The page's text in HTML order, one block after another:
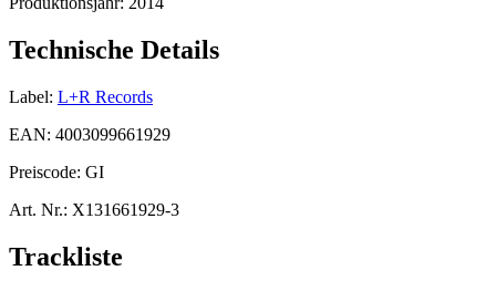
Technische Details
Label: L+R Records
EAN: 4003099661929
Preiscode: GI
Art. Nr.: X131661929-3
Trackliste